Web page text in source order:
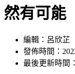
然有可
編輯：呂欣芷
發佈時間：
最後更新時間